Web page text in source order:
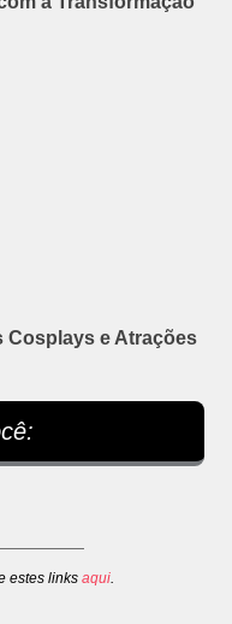
Cosplays e Atrações
estes links aqui.